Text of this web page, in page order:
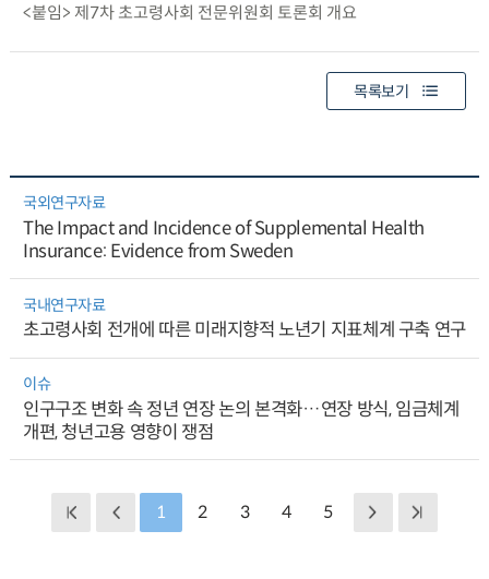
<붙임> 제7차 초고령사회 전문위원회 토론회 개요
목록보기
국외연구자료
The Impact and Incidence of Supplemental Health
Insurance: Evidence from Sweden
국내연구자료
초고령사회 전개에 따른 미래지향적 노년기 지표체계 구축 연구
이슈
인구구조 변화 속 정년 연장 논의 본격화…연장 방식, 임금체계
개편, 청년고용 영향이 쟁점
1 2 3 4 5